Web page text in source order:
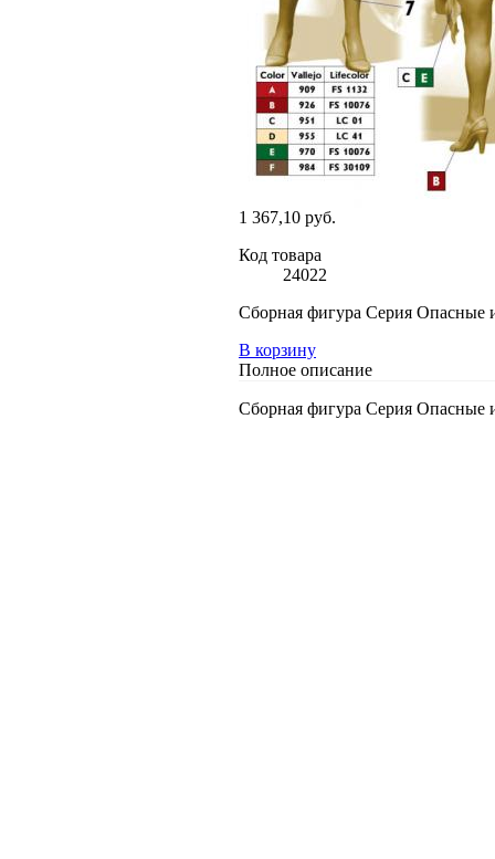
1 367,10 руб.
Код товара
24022
Сборная фигура Серия Опасные
В корзину
Полное описание
Сборная фигура Серия Опасные